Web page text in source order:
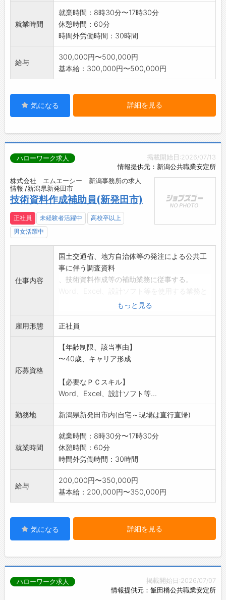
就業時間
就業時間：8時30分〜17時30分
休憩時間：60分
時間外労働時間：30時間
給与
300,000円〜500,000円
基本給：300,000円〜500,000円
気になる 詳細を見る
掲載開始日:2026/07/13
情報提供元：新潟公共職業安定所
ハローワーク求人
株式会社 エムエーシー 新潟事務所の求人
情報 /新潟県新発田市
技術資料作成補助員(新発田市)
正社員 未経験者活躍中
高校卒以上
男女活躍中
仕事内容
国土交通省、地方自治体等の発注による公共工
事に伴う調査資料
、技術資料作成等の補助業務に従事する。
*業務上、車を使用する機会:有(社有車有)
変更範囲:なし
もっと見る
雇用形態 正社員
応募資格
【年齢制限、該当事由】
〜40歳、キャリア形成
【必要なＰＣスキル】
Word、Excel、設計ソフト等...
勤務地 新潟県新発田市内(自宅～現場は直行直帰)
就業時間
就業時間：8時30分〜17時30分
休憩時間：60分
時間外労働時間：30時間
給与
200,000円〜350,000円
基本給：200,000円〜350,000円
気になる 詳細を見る
掲載開始日:2026/07/07
情報提供元：飯田橋公共職業安定所
ハローワーク求人